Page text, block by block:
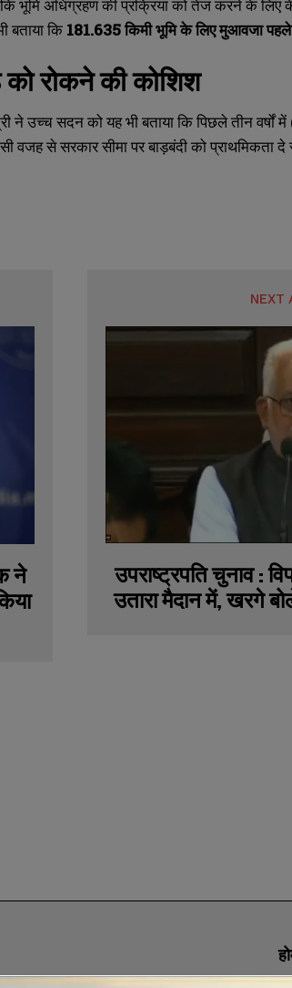
SUBMIT
SUBMIT
भूमि अधिग्रहण की प्रक्रिया को तेज करने के लिए
बताया कि 181.635किमी भूमि के लिए मुआवजा पहले
रोकने की कोशिश
ने उच्च सदन को यह भी बताया कि पिछले तीन
वजह से सरकार सीमा पर बाड़बंदी को प्राथमिकता
ने
NEXT
उपराष्ट्रपति चुनाव :
उतारा मैदान में, खरगे